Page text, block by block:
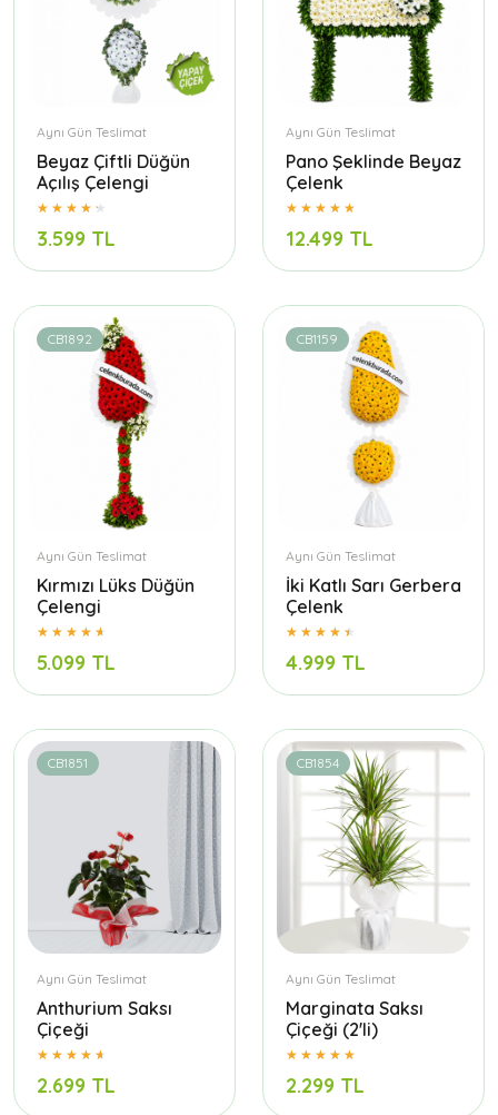
Aynı Gün Teslimat
Beyaz Çiftli Düğün
Açılış Çelengi
3.599 TL
Aynı Gün Teslimat
Pano Şeklinde Beyaz
Çelenk
12.499 TL
CB1892
Aynı Gün Teslimat
Kırmızı Lüks Düğün
Çelengi
5.099 TL
CB1159
Aynı Gün Teslimat
İki Katlı Sarı Gerbera
Çelenk
4.999 TL
CB1851
Aynı Gün Teslimat
Anthurium Saksı
Çiçeği
2.699 TL
CB1854
Aynı Gün Teslimat
Marginata Saksı
Çiçeği (2'li)
2.299 TL